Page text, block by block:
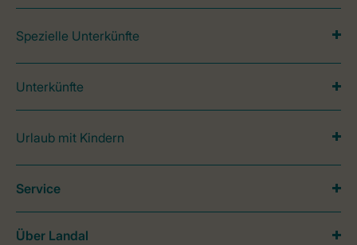
Spezielle Unterkünfte
Unterkünfte
Urlaub mit Kindern
Service
Über Landal